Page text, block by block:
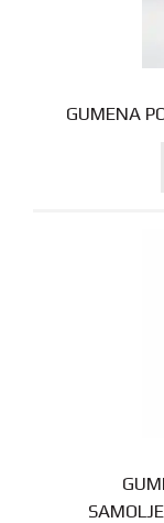
GUMENA